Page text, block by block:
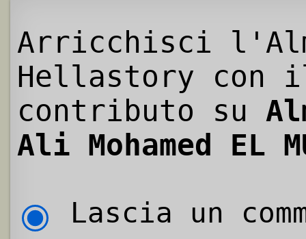
Arricchisci
Hellastory con
contributo su
Ali Mohamed EL
Lascia un